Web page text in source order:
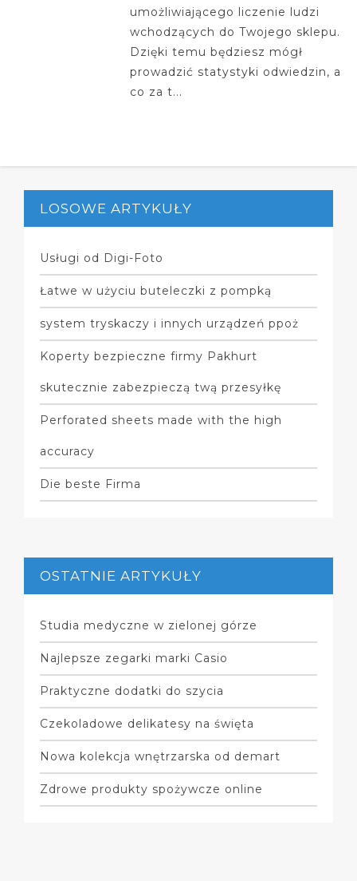
umożliwiającego liczenie ludzi
wchodzących do Twojego sklepu.
Dzięki temu będziesz mógł
prowadzić statystyki odwiedzin, a
co za t...
LOSOWE ARTYKUŁY
Usługi od Digi-Foto
Łatwe w użyciu buteleczki z pompką
system tryskaczy i innych urządzeń ppoż
Koperty bezpieczne firmy Pakhurt
skutecznie zabezpieczą twą przesyłkę
Perforated sheets made with the high
accuracy
Die beste Firma
OSTATNIE ARTYKUŁY
Studia medyczne w zielonej górze
Najlepsze zegarki marki Casio
Praktyczne dodatki do szycia
Czekoladowe delikatesy na święta
Nowa kolekcja wnętrzarska od demart
Zdrowe produkty spożywcze online